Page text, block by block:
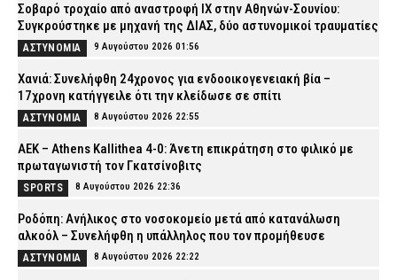
Σοβαρό τροχαίο από αναστροφή ΙΧ στην Αθηνών-Σουνίου:
Συγκρούστηκε με μηχανή της ΔΙΑΣ, δύο αστυνομικοί τραυματίες
ΑΣΤΥΝΟΜΙΑ 9 Αυγούστου 2026 01:56
Χανιά: Συνελήφθη 24χρονος για ενδοοικογενειακή βία –
17χρονη κατήγγειλε ότι την κλείδωσε σε σπίτι
ΑΣΤΥΝΟΜΙΑ 8 Αυγούστου 2026 22:55
ΑΕΚ – Athens Kallithea 4-0: Άνετη επικράτηση στο φιλικό με
πρωταγωνιστή τον Γκατσίνοβιτς
SPORTS 8 Αυγούστου 2026 22:36
Ροδόπη: Ανήλικος στο νοσοκομείο μετά από κατανάλωση
αλκοόλ – Συνελήφθη η υπάλληλος που τον προμήθευσε
ΑΣΤΥΝΟΜΙΑ 8 Αυγούστου 2026 22:22